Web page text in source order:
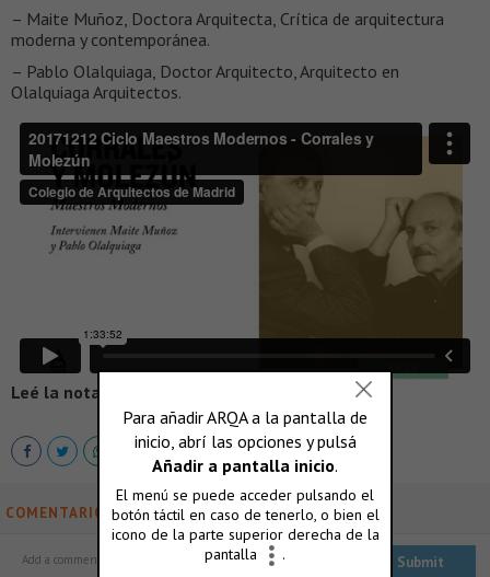
– Maite Muñoz, Doctora Arquitecta, Crítica de arquitectura
moderna y contemporánea.
– Pablo Olalquiaga, Doctor Arquitecto, Arquitecto en
Olalquiaga Arquitectos.
Leé la nota completa en >
COMENTARIOS